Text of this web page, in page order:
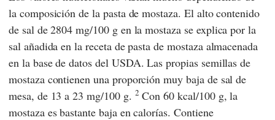
la composición de la pasta de mostaza. El alto contenido
de sal de 2804 mg/100 g en la mostaza se explica por la
sal añadida en la receta de pasta de mostaza almacenada
en la base de datos del USDA. Las propias semillas de
mostaza contienen una proporción muy baja de sal de
mesa, de 13 a 23 mg/100 g. 2 Con 60 kcal/100 g, la
mostaza es bastante baja en calorías. Contiene